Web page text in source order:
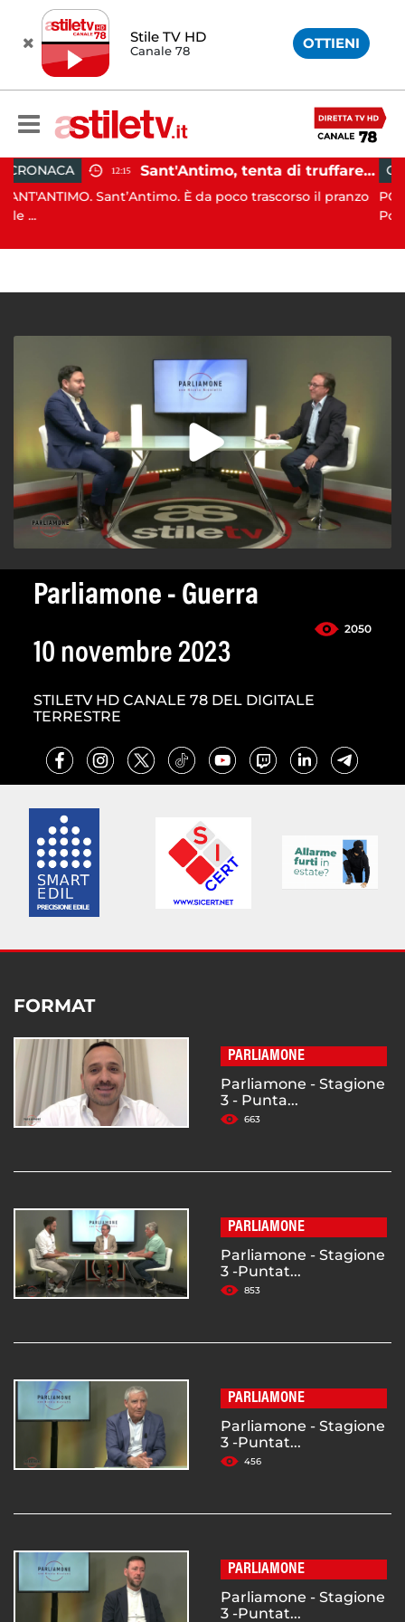
Stile TV HD
Canale 78 OTTIENI
12:15 Sant'Antimo, tenta di truffare anziana: 16enne denunciato dai carabinieri
Sant’Antimo. È da poco trascorso il pranzo
CRONACA
Pontecagnano...
Parliamone - Guerra
2050
10 novembre 2023
STILETV HD CANALE 78 DEL DIGITALE
TERRESTRE
FORMAT
PARLIAMONE
Parliamone - Stagione
3 - Punta...
663
PARLIAMONE
Parliamone - Stagione
3 -Puntat...
853
PARLIAMONE
Parliamone - Stagione
3 -Puntat...
456
PARLIAMONE
Parliamone - Stagione
3 -Puntat...